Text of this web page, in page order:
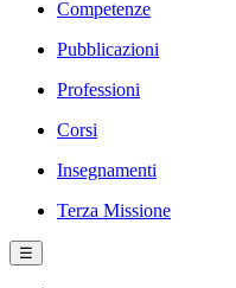
Competenze
Pubblicazioni
Professioni
Corsi
Insegnamenti
Terza Missione
☰